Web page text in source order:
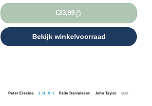
€23,99
Bekijk winkelvoorraad